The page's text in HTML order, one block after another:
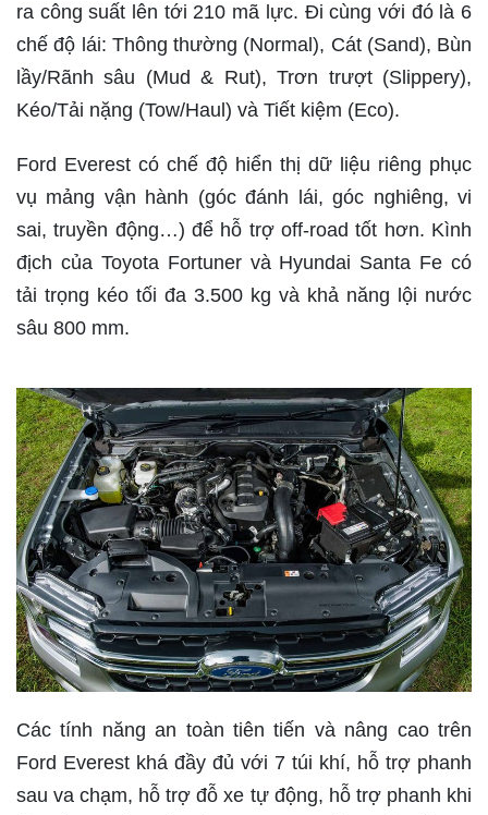
ra công suất lên tới 210 mã lực. Đi cùng với đó là 6
chế độ lái: Thông thường (Normal), Cát (Sand), Bùn
lầy/Rãnh sâu (Mud & Rut), Trơn trượt (Slippery),
Kéo/Tải nặng (Tow/Haul) và Tiết kiệm (Eco).
Ford Everest có chế độ hiển thị dữ liệu riêng phục
vụ mảng vận hành (góc đánh lái, góc nghiêng, vi
sai, truyền động…) để hỗ trợ off-road tốt hơn. Kình
địch của Toyota Fortuner và Hyundai Santa Fe có
tải trọng kéo tối đa 3.500 kg và khả năng lội nước
sâu 800 mm.
Các tính năng an toàn tiên tiến và nâng cao trên
Ford Everest khá đầy đủ với 7 túi khí, hỗ trợ phanh
sau va chạm, hỗ trợ đỗ xe tự động, hỗ trợ phanh khi